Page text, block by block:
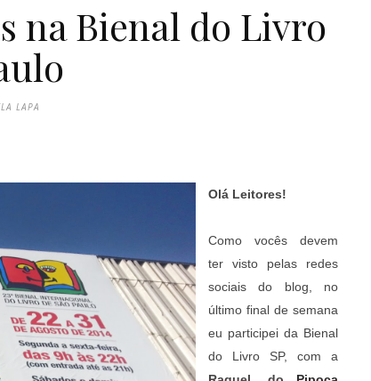
na Bienal do Livro
LAPA
Olá Leitores!
Como vocês devem
ter visto pelas redes
sociais do blog, no
último final de semana
eu participei da Bienal
do Livro SP, com a